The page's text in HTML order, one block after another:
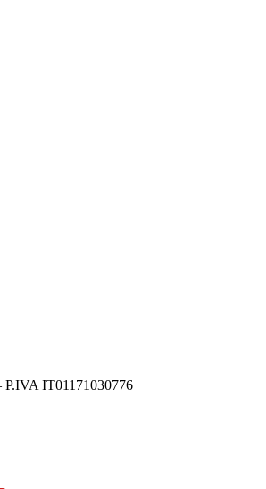
IT01171030776